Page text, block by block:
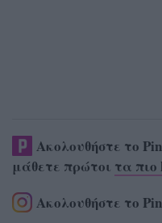
Ακολουθήστε το
μάθετε πρώτοι τα πιο
Ακολουθήστε το